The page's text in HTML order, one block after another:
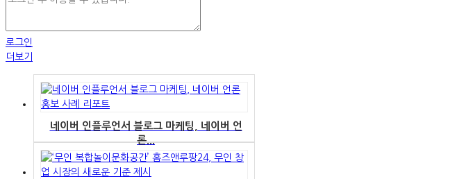
로그인
더보기
네이버 인플루언서 블로그 마케팅, 네이버 언
론...